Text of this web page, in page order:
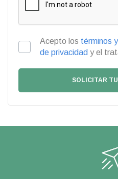
Acepto los términos
de privacidad y el